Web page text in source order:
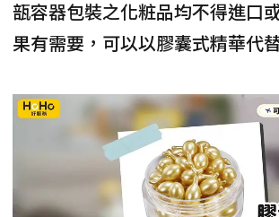
瓿容器包裝之化粧品均不得進口
果有需要，可以以膠囊式精華代